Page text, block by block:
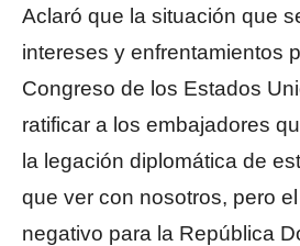
Aclaró que la situación que
intereses y enfrentamientos
Congreso de los Estados
ratificar a los embajadores
la legación diplomática de
que ver con nosotros, pero
negativo para la República